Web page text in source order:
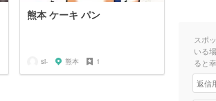
熊本 ケーキ パン
si- 熊本 1
スポ
いる
ると